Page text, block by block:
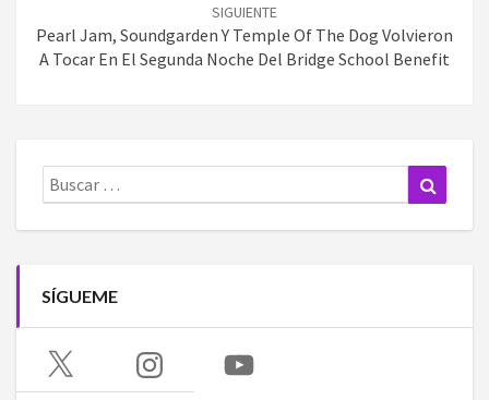
SIGUIENTE
Pearl Jam, Soundgarden Y Temple Of The Dog Volvieron
A Tocar En El Segunda Noche Del Bridge School Benefit
Buscar:
SÍGUEME
X Instagram YouTube